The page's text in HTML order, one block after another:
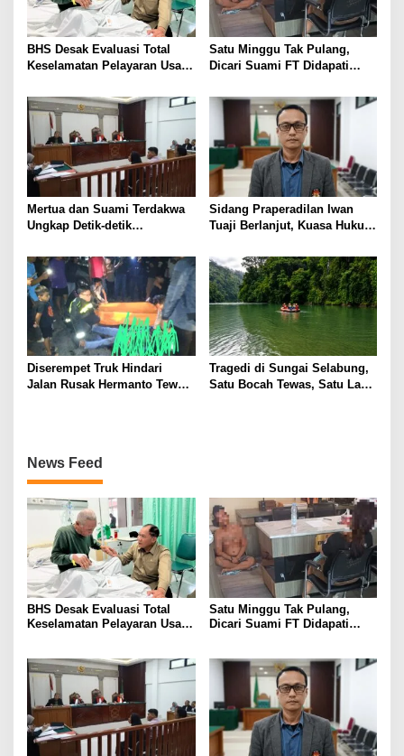
p
o
s
BHS Desak Evaluasi Total
Keselamatan Pelayaran Usai
Sentosa 2
Satu Minggu Tak Pulang,
Dicari Suami FT Didapati
Mertua dan Suami Terdakwa
Ungkap Detik-detik
Asep di Kertapati
Sidang Praperadilan Iwan
Tuaji Berlanjut, Kuasa Hukum
Penggeledahan
Diserempet Truk Hindari
Jalan Rusak Hermanto Tewas
Tragedi di Sungai Selabung,
Satu Bocah Tewas, Satu Lagi
News Feed
BHS Desak Evaluasi Total
Keselamatan Pelayaran Usai
Satu Minggu Tak Pulang,
Dicari Suami FT Didapati